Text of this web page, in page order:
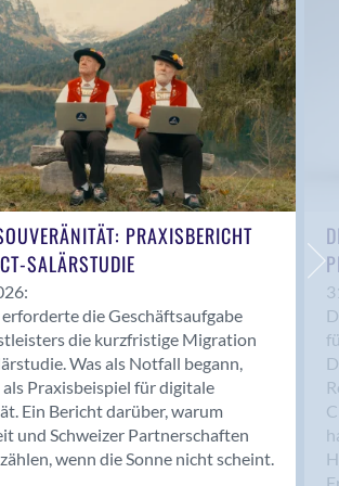
PRAXISBERICHT
SALÄRSTUDIE
die Geschäftsaufgabe
die kurzfristige Migration
Was als Notfall begann,
als Praxisbeispiel für digitale
Ein Bericht darüber, warum
und Schweizer Partnerschaften
wenn die Sonne nicht scheint.